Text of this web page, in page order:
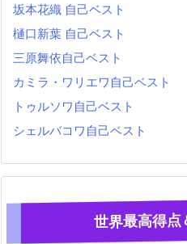
坂本花織 自己ベスト
樋口新葉 自己ベスト
三原舞依自己ベスト
カミラ・ワリエワ自己ベスト
トゥルソワ自己ベスト
シェルバコワ自己ベスト
世界最高得点